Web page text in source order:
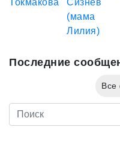
Последние
Все